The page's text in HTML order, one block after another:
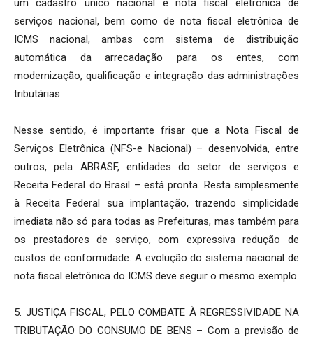
um cadastro único nacional e nota fiscal eletrônica de
serviços nacional, bem como de nota fiscal eletrônica de
ICMS nacional, ambas com sistema de distribuição
automática da arrecadação para os entes, com
modernização, qualificação e integração das administrações
tributárias.
Nesse sentido, é importante frisar que a Nota Fiscal de
Serviços Eletrônica (NFS-e Nacional) – desenvolvida, entre
outros, pela ABRASF, entidades do setor de serviços e
Receita Federal do Brasil – está pronta. Resta simplesmente
à Receita Federal sua implantação, trazendo simplicidade
imediata não só para todas as Prefeituras, mas também para
os prestadores de serviço, com expressiva redução de
custos de conformidade. A evolução do sistema nacional de
nota fiscal eletrônica do ICMS deve seguir o mesmo exemplo.
5. JUSTIÇA FISCAL, PELO COMBATE À REGRESSIVIDADE NA
TRIBUTAÇÃO DO CONSUMO DE BENS – Com a previsão de